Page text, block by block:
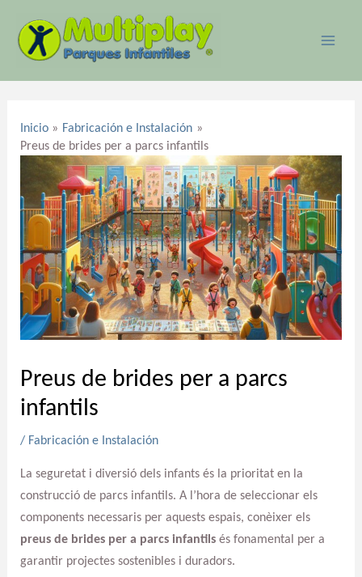
contenido
Inicio
Fabricación e Instalación
Preus de brides per a parcs infantils
Preus de brides per a parcs
infantils
/ Fabricación e Instalación
La seguretat i diversió dels infants és la prioritat en la
construcció de parcs infantils. A l’hora de seleccionar els
components necessaris per aquests espais, conèixer els
preus de brides per a parcs infantilsés fonamental per a
garantir projectes sostenibles i duradors.
entradas